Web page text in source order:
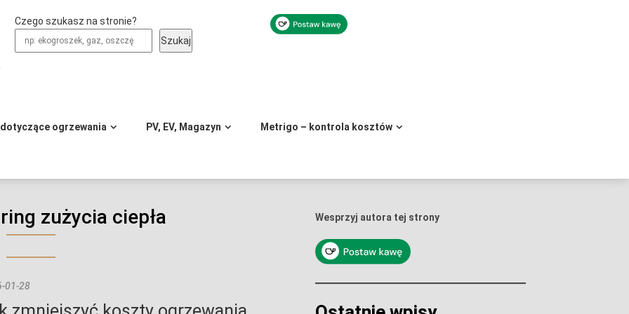
Czego szukasz na stronie?
Szukaj
ogrzewania PV, EV, Magazyn Metrigo – kontrola kosztów
zużycia ciepła
01-28
Wesprzyj autora tej strony